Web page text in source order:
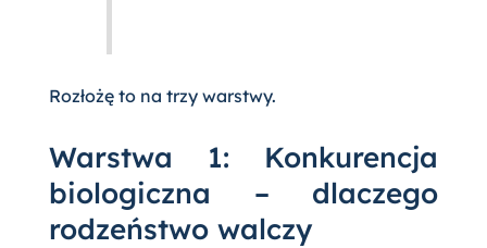
Rozłożę to na trzy warstwy.
Warstwa 1: Konkurencja
biologiczna – dlaczego
rodzeństwo walczy